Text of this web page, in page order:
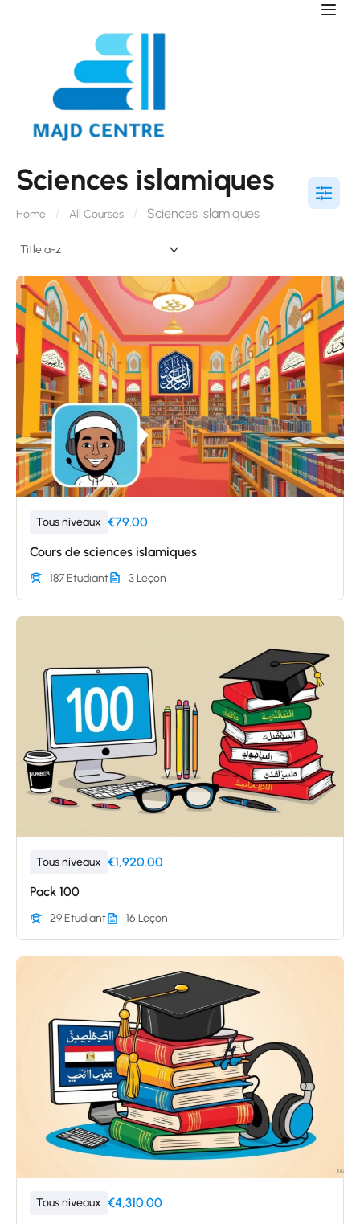
Sciences islamiques
Home All Courses Sciences islamiques
Tous niveaux €79.00
Cours de sciences islamiques
187 Etudiant 3 Leçon
Tous niveaux €1,920.00
Pack 100
29 Etudiant 16 Leçon
Tous niveaux €4,310.00